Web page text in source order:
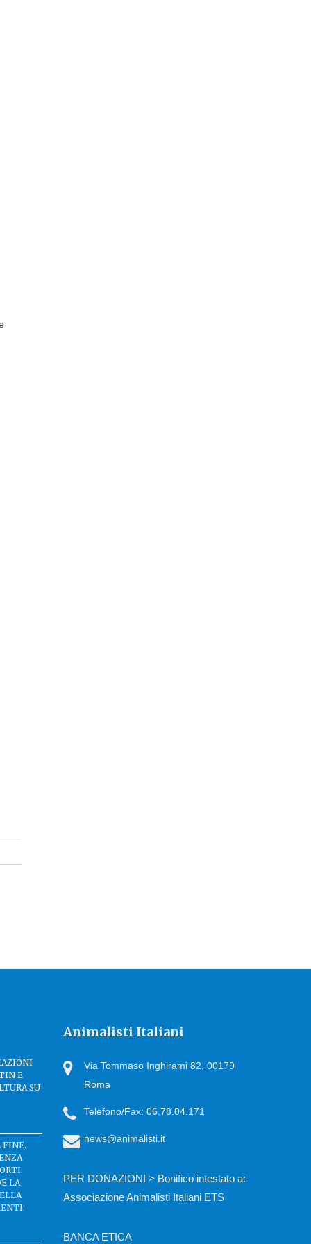
E
SU
FINE.
LA
Animalisti Italiani
Via Tommaso Inghirami 82, 00179
Roma
Telefono/Fax: 06.78.04.171
news@animalisti.it
PER DONAZIONI > Bonifico intestato a:
Associazione Animalisti Italiani ETS
BANCA ETICA